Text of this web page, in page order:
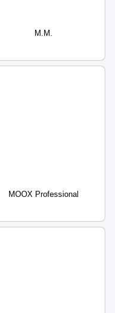
M.M.
MOOX Professional